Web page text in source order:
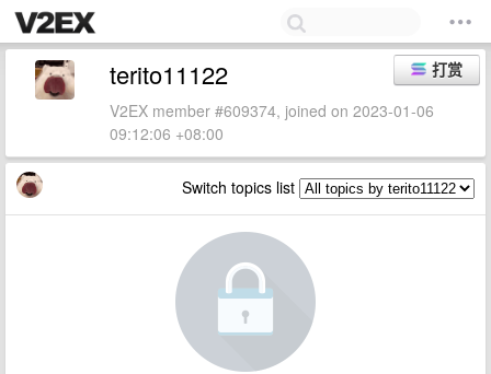
打赏
terito11122
V2EX member #609374, joined on 2023-01-06
09:12:06 +08:00
Switch topics list